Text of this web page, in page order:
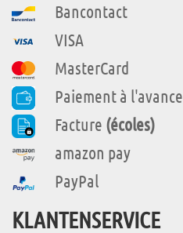
Bancontact
VISA
MasterCard
Paiement à l'avance
Facture (écoles)
amazon pay
PayPal
KLANTENSERVICE